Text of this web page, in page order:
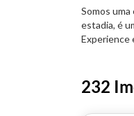
Somos
estadia, é
Experience
232